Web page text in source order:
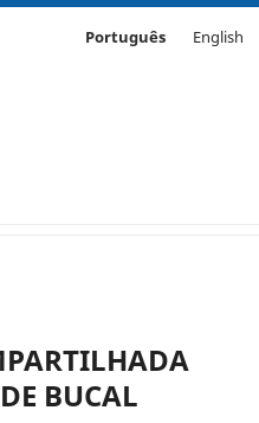
Português English
BUCAL